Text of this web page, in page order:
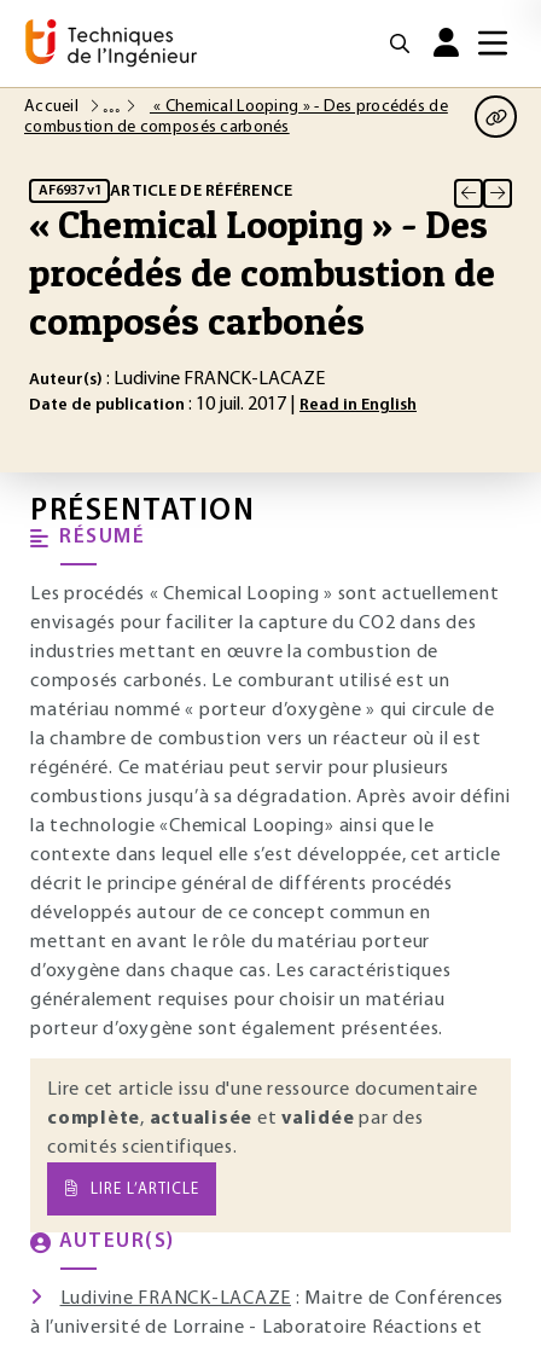
Accueil
« Chemical Looping » - Des procédés de
combustion de composés carbonés
AF6937 v1 ARTICLE DE RÉFÉRENCE
« Chemical Looping » - Des
procédés de combustion de
composés carbonés
Auteur(s) : Ludivine FRANCK-LACAZE
Date de publication : 10 juil. 2017 | Read in English
PRÉSENTATION
RÉSUMÉ
Les procédés « Chemical Looping » sont actuellement
envisagés pour faciliter la capture du CO2 dans des
industries mettant en œuvre la combustion de
composés carbonés. Le comburant utilisé est un
matériau nommé « porteur d’oxygène » qui circule de
la chambre de combustion vers un réacteur où il est
régénéré. Ce matériau peut servir pour plusieurs
combustions jusqu’à sa dégradation. Après avoir défini
la technologie «Chemical Looping» ainsi que le
contexte dans lequel elle s’est développée, cet article
décrit le principe général de différents procédés
développés autour de ce concept commun en
mettant en avant le rôle du matériau porteur
d’oxygène dans chaque cas. Les caractéristiques
généralement requises pour choisir un matériau
porteur d’oxygène sont également présentées.
Lire cet article issu d'une ressource documentaire
complète, actualisée et validée par des
comités scientifiques.
LIRE L’ARTICLE
AUTEUR(S)
Ludivine FRANCK-LACAZE : Maitre de Conférences
à l’université de Lorraine - Laboratoire Réactions et